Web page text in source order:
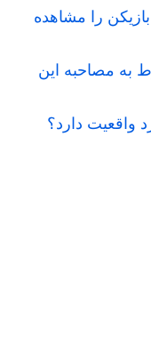
را مشاهده
به مصاحبه این
واقعیت دارد؟